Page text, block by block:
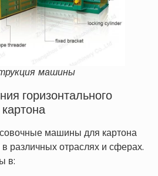
машины
горизонтального
машины для картона
различных отраслях и сферах.
в: